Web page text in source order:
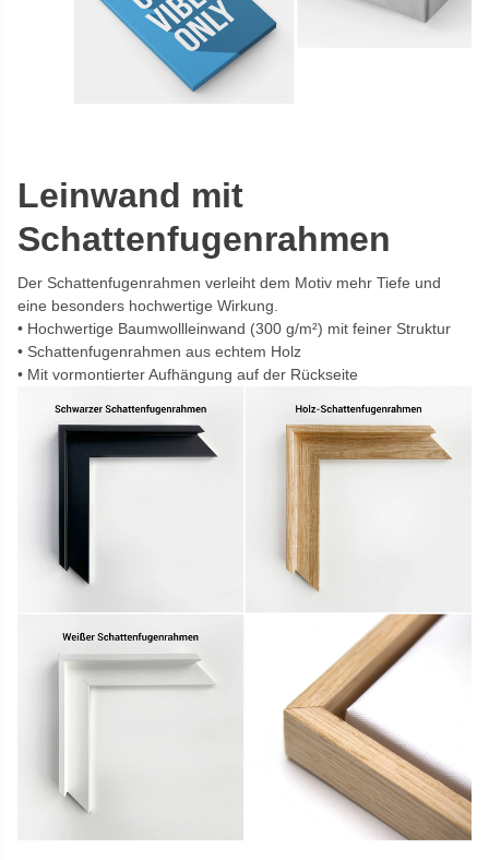
Leinwand mit
Schattenfugenrahmen
Der Schattenfugenrahmen verleiht dem Motiv mehr Tiefe und
eine besonders hochwertige Wirkung.
Hochwertige Baumwollleinwand (300 g/m²) mit feiner Struktur
Schattenfugenrahmen aus echtem Holz
Mit vormontierter Aufhängung auf der Rückseite